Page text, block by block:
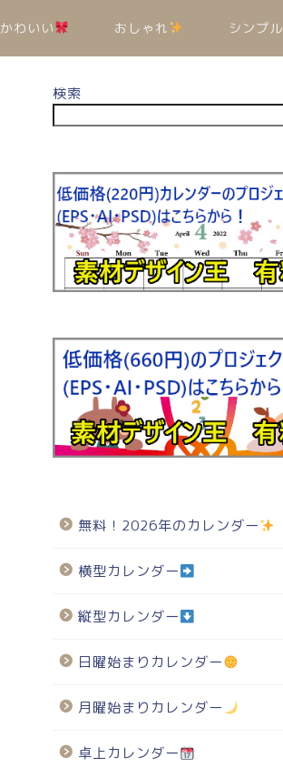
かわいい おしゃれ シンプル
検索
無料！2026年のカレンダー
横型カレンダー
縦型カレンダー
日曜始まりカレンダー
月曜始まりカレンダー
卓上カレンダー